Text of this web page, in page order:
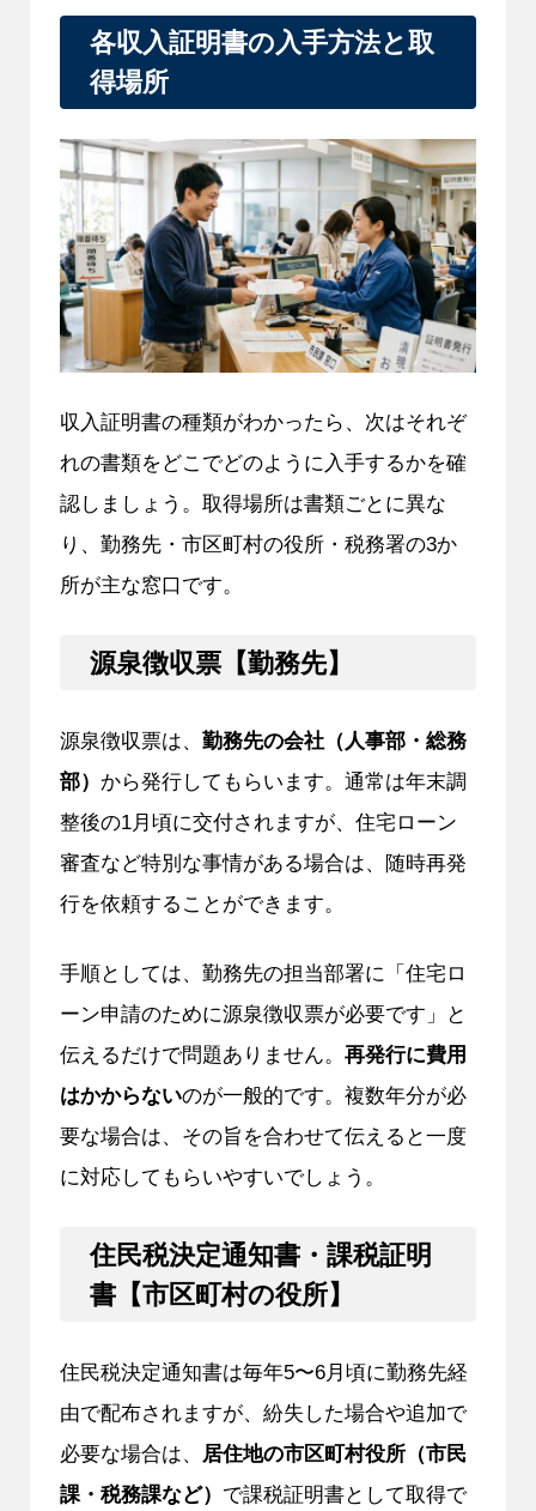
各収入証明書の入手方法と取
得場所
収入証明書の種類がわかったら、次はそれぞ
れの書類をどこでどのように入手するかを確
認しましょう。取得場所は書類ごとに異な
り、勤務先・市区町村の役所・税務署の3か
所が主な窓口です。
源泉徴収票【勤務先】
源泉徴収票は、 勤務先の会社（人事部・総務
部） から発行してもらいます。通常は年末調
整後の1月頃に交付されますが、住宅ローン
審査など特別な事情がある場合は、随時再発
行を依頼することができます。
手順としては、勤務先の担当部署に「住宅ロ
ーン申請のために源泉徴収票が必要です」と
伝えるだけで問題ありません。 再発行に費用
はかからないのが一般的です。複数年分が必
要な場合は、その旨を合わせて伝えると一度
に対応してもらいやすいでしょう。
住民税決定通知書・課税証明
書【市区町村の役所】
住民税決定通知書は毎年5〜6月頃に勤務先経
由で配布されますが、紛失した場合や追加で
必要な場合は、
居住地の市区町村役所（市民
課・税務課など） で課税証明書として取得で